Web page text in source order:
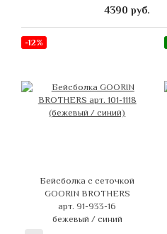
4390 руб.
-12%
Бейсболка с сеточкой
GOORIN BROTHERS
арт. 91-933-16
бежевый / синий